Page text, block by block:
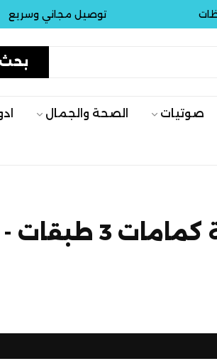
توصيل مجاني وسريع
بحث
صوتيات الصحة والجمال
3 طبقات - 50 كمامة